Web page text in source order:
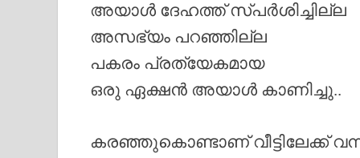
അയാൾ ദേഹത്ത് സ്പർശിച്ചില്ല
അസഭ്യം പറഞ്ഞില്ല
പകരം പ്രത്യേകമായ
ഒരു ഏക്ഷൻ അയാൾ കാണിച്ചു..
കരഞ്ഞുകൊണ്ടാണ് വീട്ടിലേക്ക്